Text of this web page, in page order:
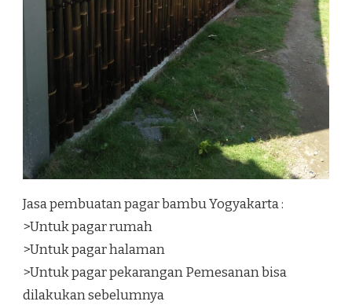
Jasa pembuatan pagar bambu Yogyakarta :
>Untuk pagar rumah
>Untuk pagar halaman
>Untuk pagar pekarangan Pemesanan bisa
dilakukan sebelumnya